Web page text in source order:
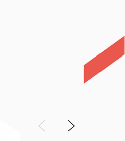
Previous Next